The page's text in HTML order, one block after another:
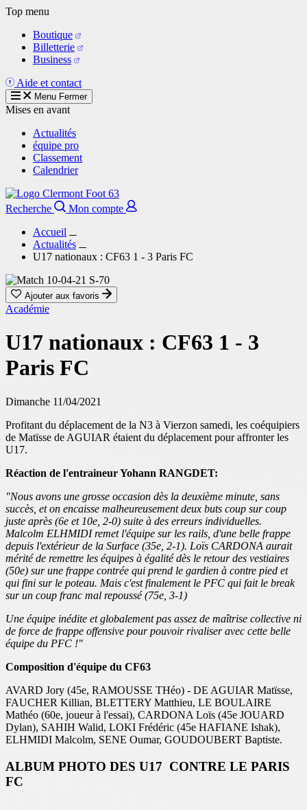
Aller
contenu
principal
Top menu
Boutique
Billetterie
Business
Aide et contact
Menu Fermer
Mises en avant
Actualités
équipe pro
Classement
Calendrier
Recherche
Mon compte
Accueil
Actualités
U17 nationaux : CF63 1 - 3 Paris FC
Ajouter aux favoris
Académie
U17 nationaux : CF63 1 - 3
Paris FC
Dimanche 11/04/2021
Profitant du déplacement de la N3 à Vierzon samedi, les coéquipiers
de Matïsse de AGUIAR étaient du déplacement pour affronter les
U17.
Réaction de l'entraineur Yohann RANGDET:
"Nous avons une grosse occasion dès la deuxième minute, sans
succès, et on encaisse malheureusement deux buts coup sur coup
juste après (6e et 10e, 2-0) suite à des erreurs individuelles.
Malcolm ELHMIDI remet l'équipe sur les rails, d'une belle frappe
depuis l'extérieur de la Surface (35e, 2-1). Loïs CARDONA aurait
mérité de remettre les équipes à égalité dès le retour des vestiaires
(50e) sur une frappe contrée qui prend le gardien à contre pied et
qui fini sur le poteau. Mais c'est finalement le PFC qui fait le break
sur un coup franc mal repoussé (75e, 3-1)
Une équipe inédite et globalement pas assez de maîtrise collective ni
de force de frappe offensive pour pouvoir rivaliser avec cette belle
équipe du PFC !"
Composition d'équipe du CF63
AVARD Jory (45e, RAMOUSSE THéo) - DE AGUIAR Matïsse,
FAUCHER Killian, BLETTERY Matthieu, LE BOULAIRE
Mathéo (60e, joueur à l'essai), CARDONA Loïs (45e JOUARD
Dylan), SAHIH Walid, LOKI Frédéric (45e HAFIANE Ishak),
ELHMIDI Malcolm, SENE Oumar, GOUDOUBERT Baptiste.
ALBUM PHOTO DES U17 CONTRE LE PARIS
FC